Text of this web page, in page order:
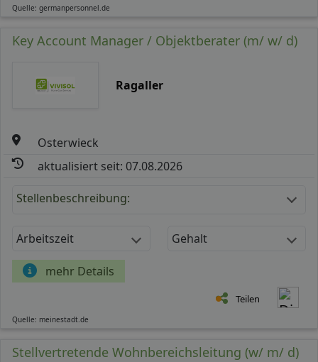
Quelle: germanpersonnel.de
Key Account Manager / Objektberater (m/ w/ d)
Ragaller
Osterwieck
aktualisiert seit: 07.08.2026
Stellenbeschreibung:
Arbeitszeit Gehalt
mehr Details
Teilen
Quelle: meinestadt.de
Stellvertretende Wohnbereichsleitung (w/ m/ d)